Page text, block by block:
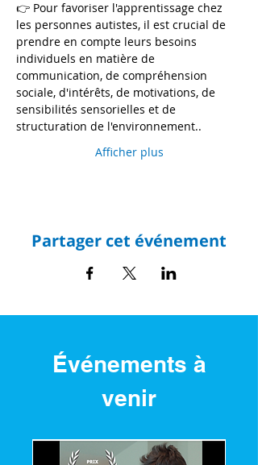
👉 Pour favoriser l'apprentissage chez
les personnes autistes, il est crucial de
prendre en compte leurs besoins
individuels en matière de
communication, de compréhension
sociale, d'intérêts, de motivations, de
sensibilités sensorielles et de
structuration de l'environnement..
Afficher plus
Partager cet événement
Événements à
venir